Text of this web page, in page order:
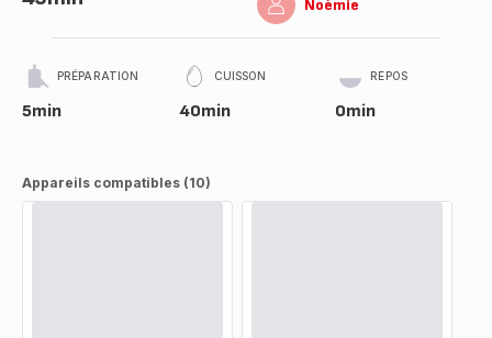
Noémie
PRÉPARATION
5min
CUISSON
40min
REPOS
0min
Appareils compatibles (10)